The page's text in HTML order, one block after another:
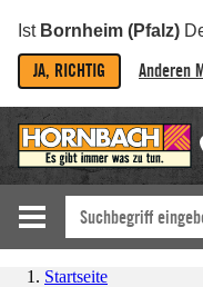
Ist Bornheim (Pfalz)
JA, RICHTIG Anderen
Startseite